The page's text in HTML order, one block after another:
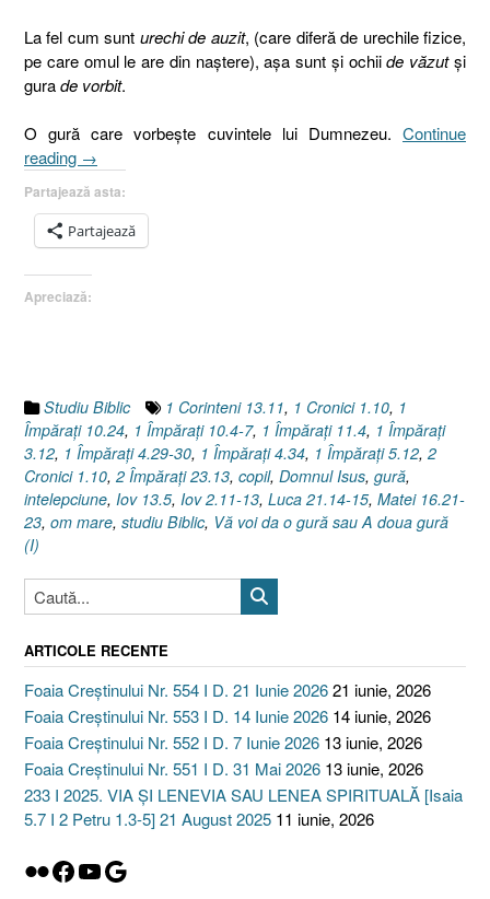
La fel cum sunt urechi de auzit, (care diferă de urechile fizice,
pe care omul le are din naştere), aşa sunt şi ochiide văzutşi
gurade vorbit.
O gură care vorbeşte cuvintele lui Dumnezeu. Continue
reading „Vă
da
o
gură
sau
A
Luca
21.14-
15”
→
Partajează asta:
Partajează
Apreciază:
Studiu Biblic 1 Corinteni 13.11, 1 Cronici 1.10, 1
Împăraţi 10.24, 1 Împăraţi 10.4-7, 1 Împăraţi 11.4, 1 Împăraţi
3.12, 1 Împăraţi 4.29-30, 1 Împăraţi 4.34, 1 Împăraţi 5.12, 2
Cronici 1.10, 2 Împăraţi 23.13, copil, Domnul Isus, gură,
intelepciune, Iov 13.5, Iov 2.11-13, Luca 21.14-15, Matei 16.21-
23, om mare, studiu Biblic, Vă voi da o gură sau A doua gură
(I)
ARTICOLE RECENTE
Foaia Creștinului Nr. 554 I D. 21 Iunie 202621 iunie, 2026
Foaia Creștinului Nr. 553 I D. 14 Iunie 2026 14 iunie, 2026
Foaia Creștinului Nr. 552 I D. 7 Iunie 2026 13 iunie, 2026
Foaia Creștinului Nr. 551 I D. 31 Mai 2026 13 iunie, 2026
233 I 2025. VIA ȘI LENEVIA SAU LENEA SPIRITUALĂ [Isaia
5.7 I 2 Petru 1.3-5] 21 August 2025 11 iunie, 2026
Flickr
Facebook
YouTube
Google